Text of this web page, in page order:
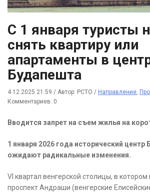
С 1 января туристы
снять квартиру или
апартаменты в
Будапешта
4.12.2025 21:59 / Автор: РСТО / Направление,
Комментариев: 0
Вводится запрет на съем жилья на
1 января 2026 года исторический центр
ожидают радикальные изменения.
VI квартал венгерской столицы, в
проспект Андраши (венгерские